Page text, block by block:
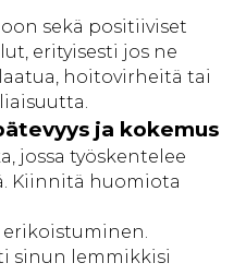
sekä positiiviset
erityisesti jos ne
hoitovirheitä tai
ja kokemus
jossa työskentelee
Kiinnitä huomiota
erikoistuminen.
sinun lemmikkisi